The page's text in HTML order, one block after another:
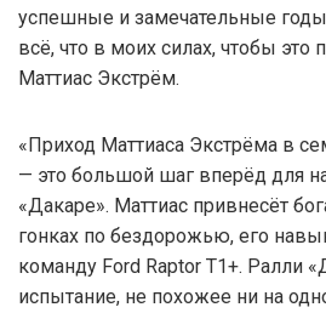
успешные и замечательные
всё, что в моих силах, чтобы это
Маттиас Экстрём.
«Приход Маттиаса Экстрёма в
— это большой шаг вперёд для
«Дакаре». Маттиас привнесёт
гонках по бездорожью, его
команду Ford Raptor T1+. Ралли
испытание, не похожее ни на